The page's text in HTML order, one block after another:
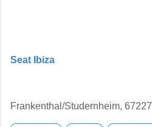
Seat Ibiza
Frankenthal/Studernheim, 67227